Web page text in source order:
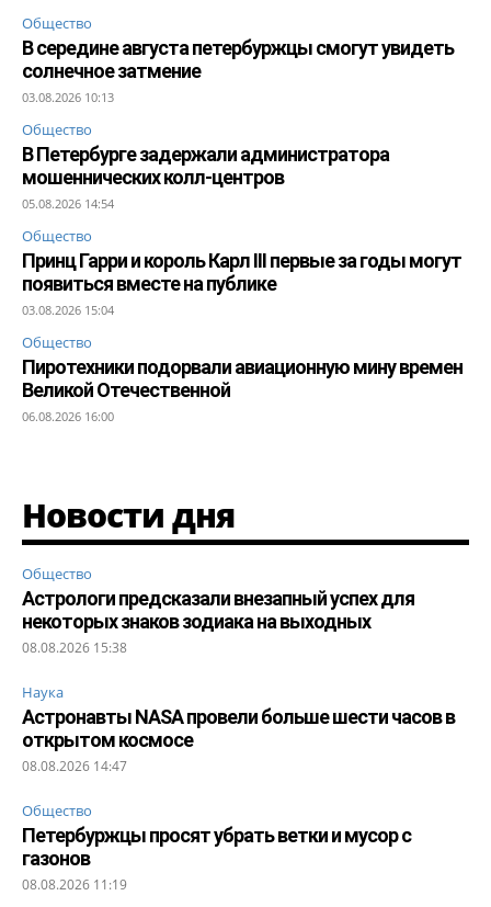
Общество
В середине августа петербуржцы смогут увидеть
солнечное затмение
03.08.2026 10:13
Общество
В Петербурге задержали администратора
мошеннических колл-центров
05.08.2026 14:54
Общество
Принц Гарри и король Карл III первые за годы могут
появиться вместе на публике
03.08.2026 15:04
Общество
Пиротехники подорвали авиационную мину времен
Великой Отечественной
06.08.2026 16:00
Новости дня
Общество
Астрологи предсказали внезапный успех для
некоторых знаков зодиака на выходных
08.08.2026 15:38
Наука
Астронавты NASA провели больше шести часов в
открытом космосе
08.08.2026 14:47
Общество
Петербуржцы просят убрать ветки и мусор с
газонов
08.08.2026 11:19